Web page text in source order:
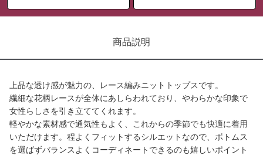
商品説明
上品な透け感が魅力の、レース編みニットトップスです。
繊細な花柄レースが全体にあしらわれており、やわらかな印象で
女性らしさを引き立ててくれます。
軽やかな素材感で通気性もよく、これからの季節でも快適に着用
いただけます。程よくフィットするシルエットなので、ボトムス
を選ばずバランスよくコーディネートできるのも嬉しいポイント